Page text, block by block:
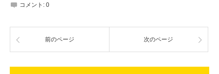
コメント: 0
前のページ 次のページ